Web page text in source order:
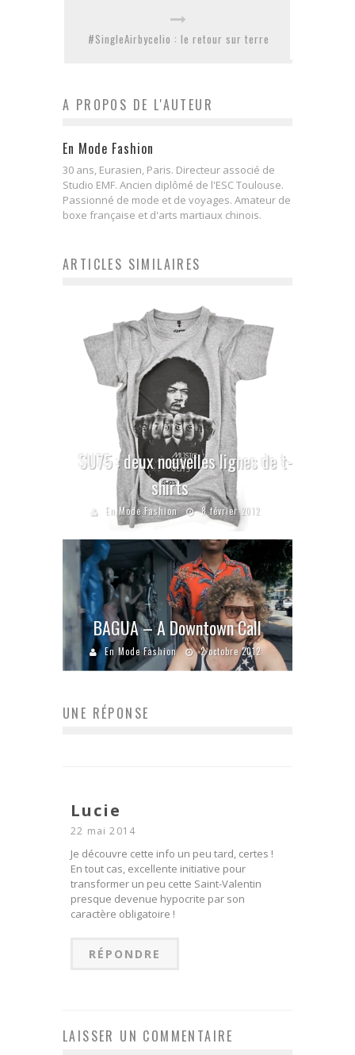
#SingleAirbycelio : le retour sur terre
A PROPOS DE L'AUTEUR
En Mode Fashion
30 ans, Eurasien, Paris. Directeur associé de
Studio EMF. Ancien diplômé de l'ESC Toulouse.
Passionné de mode et de voyages. Amateur de
boxe française et d'arts martiaux chinois.
ARTICLES SIMILAIRES
SU75 : deux nouvelles lignes de t-
shirts
En Mode Fashion 8 février 2012
BAGUA – A Downtown Call
En Mode Fashion 2 octobre 2012
UNE RÉPONSE
Lucie
22 mai 2014
Je découvre cette info un peu tard, certes !
En tout cas, excellente initiative pour
transformer un peu cette Saint-Valentin
presque devenue hypocrite par son
caractère obligatoire !
RÉPONDRE
LAISSER UN COMMENTAIRE